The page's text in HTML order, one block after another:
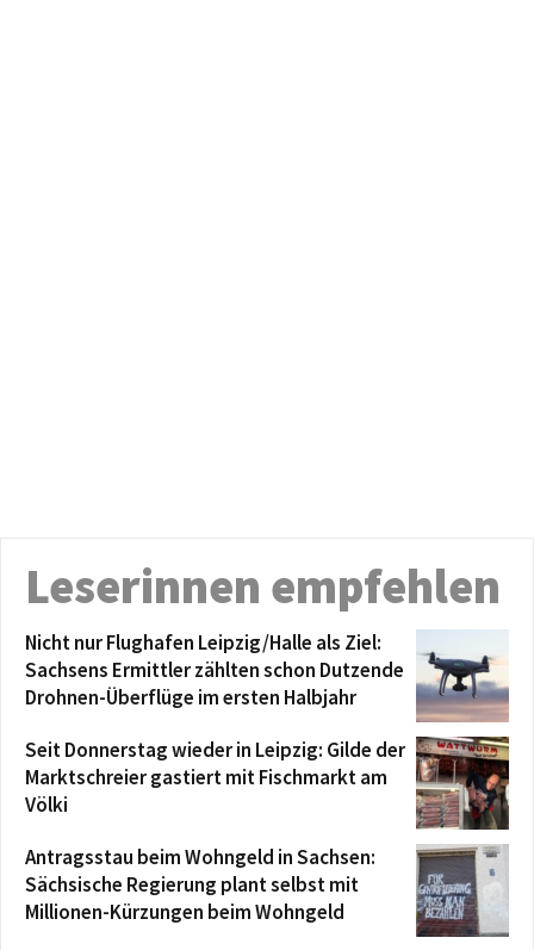
Leserinnen empfehlen
Nicht nur Flughafen Leipzig/Halle als Ziel:
Sachsens Ermittler zählten schon Dutzende
Drohnen-Überflüge im ersten Halbjahr
Seit Donnerstag wieder in Leipzig: Gilde der
Marktschreier gastiert mit Fischmarkt am
Völki
Antragsstau beim Wohngeld in Sachsen:
Sächsische Regierung plant selbst mit
Millionen-Kürzungen beim Wohngeld